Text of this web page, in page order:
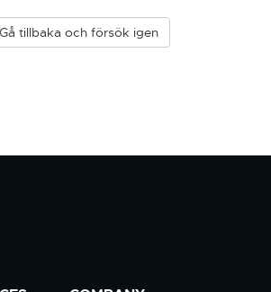
tillbaka och försök igen